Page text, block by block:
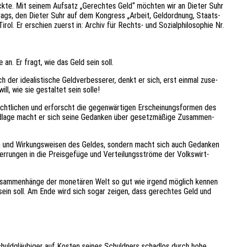
Mit seinem Aufsatz „Gerech­tes Geld“ möch­ten wir an Dieter Suhr
den Dieter Suhr auf dem Kongress „Arbeit, Geld­ord­nung, Staats­
Er erschien zuerst in: Archiv für Rechts- und Sozi­al­phi­lo­so­phie Nr.
Er fragt, wie das Geld sein soll.
der idea­lis­ti­sche Geld­ver­bes­se­rer, denkt er sich, erst einmal zuse­
wie sie gestal­tet sein solle!
und erforscht die gegen­wär­ti­gen Erschei­nungs­for­men des
macht er sich seine Gedan­ken über gesetz­mä­ßi­ge Zusam­men­
Wirkungs­wei­sen des Geldes, sondern macht sich auch Gedan­ken
in die Preis­ge­fü­ge und Vertei­lungs­strö­me der Volks­wirt­
der mone­tä­ren Welt so gut wie irgend möglich kennen
soll. Am Ende wird sich sogar zeigen, dass gerech­tes Geld und